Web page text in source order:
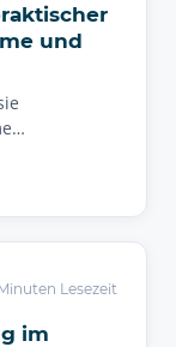
und
Lesezeit
im